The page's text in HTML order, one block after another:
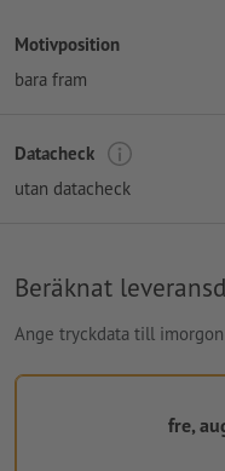
Motivposition
bara fram
Datacheck
utan datacheck
Beräknat
Ange tryckdata till
fre,